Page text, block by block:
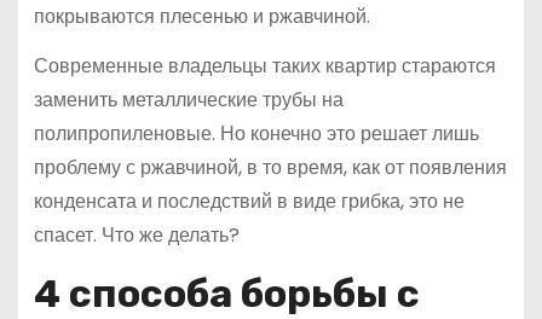
покрываются плесенью и ржавчиной.
Современные владельцы таких квартир стараются
заменить металлические трубы на
полипропиленовые. Но конечно это решает лишь
проблему с ржавчиной, в то время, как от появления
конденсата и последствий в виде грибка, это не
спасет. Что же делать?
4 способа борьбы с